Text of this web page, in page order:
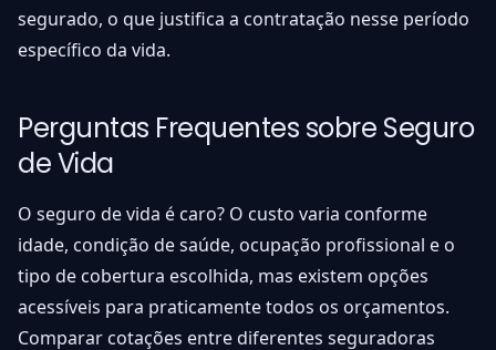
segurado, o que justifica a contratação nesse período
específico da vida.
Perguntas Frequentes sobre Seguro
de Vida
O seguro de vida é caro? O custo varia conforme
idade, condição de saúde, ocupação profissional e o
tipo de cobertura escolhida, mas existem opções
acessíveis para praticamente todos os orçamentos.
Comparar cotações entre diferentes seguradoras